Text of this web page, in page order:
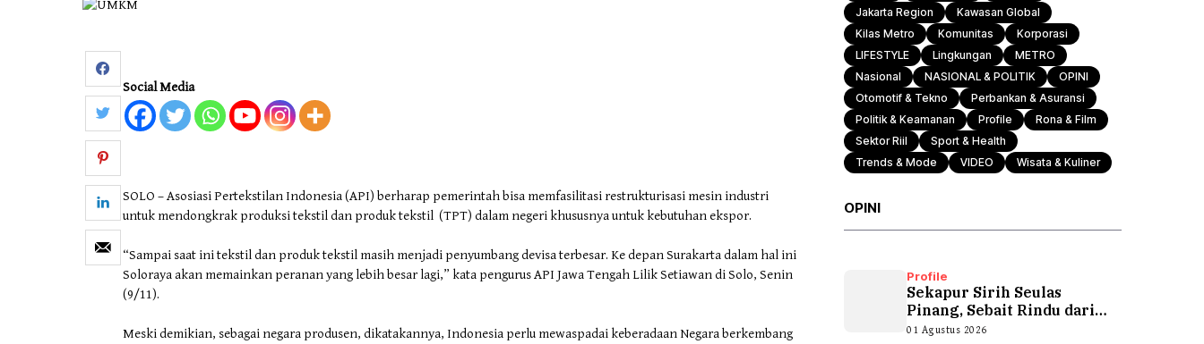
Social Media
SOLO – Asosiasi Pertekstilan Indonesia (API) berharap pemerintah bisa memfasilitasi restrukturisasi mesin industri
untuk mendongkrak produksi tekstil dan produk tekstil (TPT) dalam negeri khususnya untuk kebutuhan ekspor.
“Sampai saat ini tekstil dan produk tekstil masih menjadi penyumbang devisa terbesar. Ke depan Surakarta dalam hal ini
Soloraya akan memainkan peranan yang lebih besar lagi,” kata pengurus API Jawa Tengah Lilik Setiawan di Solo, Senin
(9/11).
Meski demikian, sebagai negara produsen, dikatakannya, Indonesia perlu mewaspadai keberadaan Negara berkembang
Jakarta Region
Kawasan Global
Kilas Metro
Komunitas
Korporasi
LIFESTYLE
Lingkungan
METRO
Nasional
NASIONAL & POLITIK
OPINI
Otomotif & Tekno
Perbankan & Asuransi
Politik & Keamanan
Profile
Rona & Film
Sektor Riil
Sport & Health
Trends & Mode
VIDEO Wisata & Kuliner
OPINI
Profile
Sekapur Sirih Seulas
Pinang, Sebait Rindu dari
Tepian Teluk
01 Agustus 2026